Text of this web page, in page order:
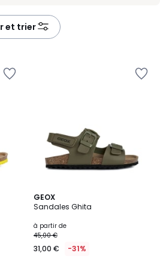
et trier
GEOX
Sandales Ghita
à partir de
45,00 €
31,00 € -31%
2
Couleurs